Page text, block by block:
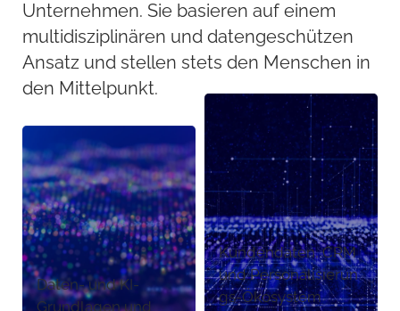
Unternehmen. Sie basieren auf einem
multidisziplinären und datengeschützen
Ansatz und stellen stets den Menschen in
den Mittelpunkt.
Daten- und KI-
Grundlagen und
Kundendaten, CRM
und Personalisierun
gs-Ökosystem